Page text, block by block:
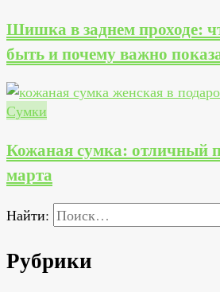
Шишка в заднем проходе:
быть и почему важно
Сумки
Кожаная сумка: отличный
марта
Найти:
Рубрики